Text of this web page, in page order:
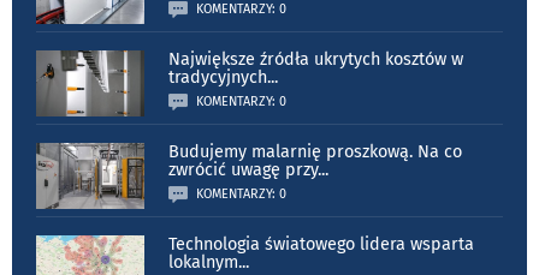
KOMENTARZY: 0
Największe źródła ukrytych kosztów w
tradycyjnych...
KOMENTARZY: 0
Budujemy malarnię proszkową. Na co
zwrócić uwagę przy...
KOMENTARZY: 0
Technologia światowego lidera wsparta
lokalnym...